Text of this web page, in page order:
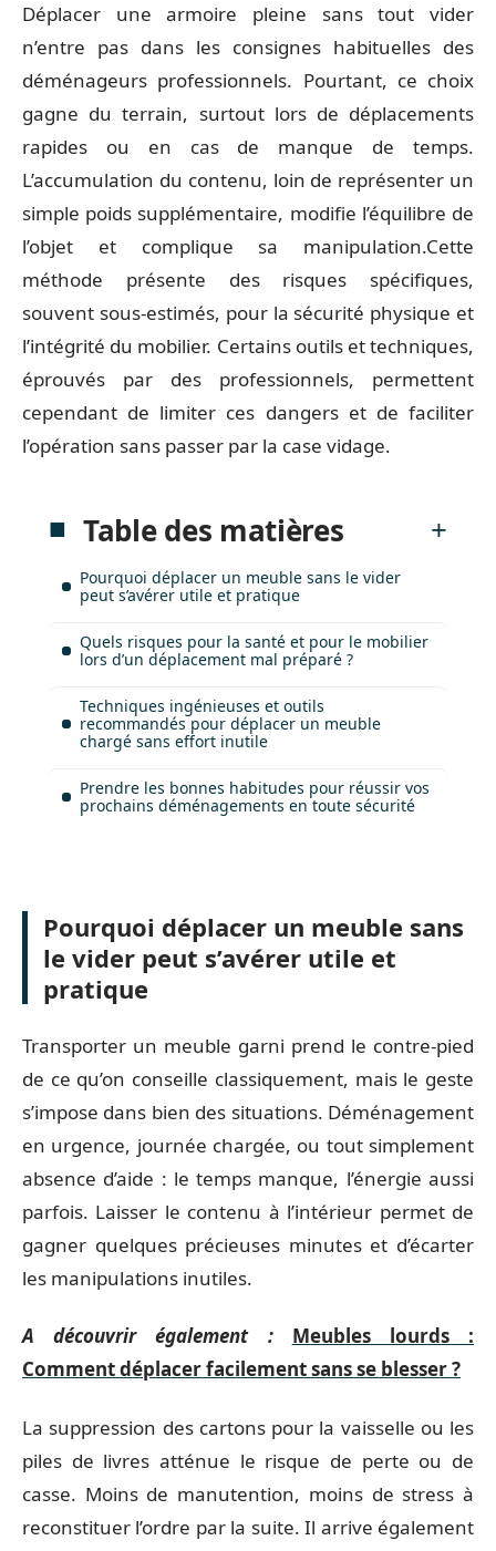
Déplacer une armoire pleine sans tout vider
n’entre pas dans les consignes habituelles des
déménageurs professionnels. Pourtant, ce choix
gagne du terrain, surtout lors de déplacements
rapides ou en cas de manque de temps.
L’accumulation du contenu, loin de représenter un
simple poids supplémentaire, modifie l’équilibre de
l’objet et complique sa manipulation.Cette
méthode présente des risques spécifiques,
souvent sous-estimés, pour la sécurité physique et
l’intégrité du mobilier. Certains outils et techniques,
éprouvés par des professionnels, permettent
cependant de limiter ces dangers et de faciliter
l’opération sans passer par la case vidage.
Table des matières
Pourquoi déplacer un meuble sans le vider
peut s’avérer utile et pratique
Quels risques pour la santé et pour le mobilier
lors d’un déplacement mal préparé ?
Techniques ingénieuses et outils
recommandés pour déplacer un meuble
chargé sans effort inutile
Prendre les bonnes habitudes pour réussir vos
prochains déménagements en toute sécurité
Pourquoi déplacer un meuble sans
le vider peut s’avérer utile et
pratique
Transporter un meuble garni prend le contre-pied
de ce qu’on conseille classiquement, mais le geste
s’impose dans bien des situations. Déménagement
en urgence, journée chargée, ou tout simplement
absence d’aide : le temps manque, l’énergie aussi
parfois. Laisser le contenu à l’intérieur permet de
gagner quelques précieuses minutes et d’écarter
les manipulations inutiles.
A découvrir également :
Meubles lourds :
Comment déplacer facilement sans se blesser ?
La suppression des cartons pour la vaisselle ou les
piles de livres atténue le risque de perte ou de
casse. Moins de manutention, moins de stress à
reconstituer l’ordre par la suite. Il arrive également